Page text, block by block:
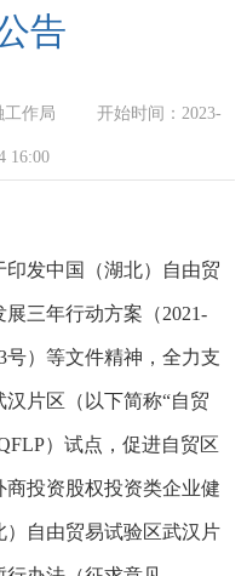
告
工作局 开始时间：2023-
16:00
发中国（湖北）自由贸
三年行动方案（2021-
号）等文件精神，全力支
片区（以下简称“自贸
）试点，促进自贸区
投资股权投资类企业健
）自由贸易试验区武汉片